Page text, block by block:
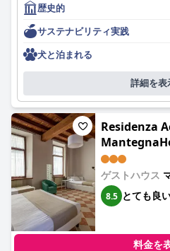
ホテルでの朝食は、自家製ケーキ
の種類と品質が評価されており、
細やかでフレンドリーなサービス
すが、パッケージ製品や塩味のオ
対する批判も時折あります。
ホテルの部屋のレビューはまちま
なアメニティが備わった広々とし
ますが、清掃の一貫性のなさや騒
的な建物は魅力を加えていますが
テルの清潔さは概ね評価されてい
れています。
A カーサ デイ ゴンザガ ホテル (A
MantegnaHotels) のスタッフは、
識、そして親切さが賞賛されてお
に大きく貢献しています。個々の
したサービスでしばしば注目され
歴史的
サステナビリティ実践
犬と泊まれる
詳細を表
Residenza
ゲストハウス
8.5 とても良
料金を